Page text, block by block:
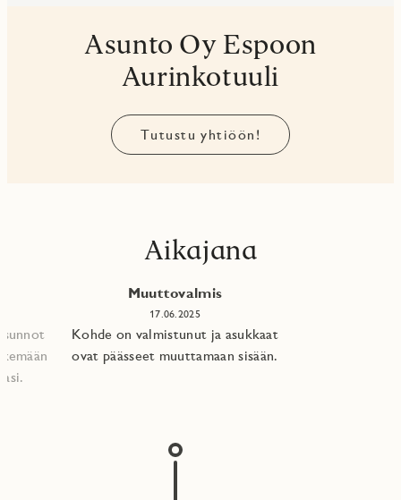
Asunto Oy Espoon
Aurinkotuuli
Tutustu yhtiöön!
Aikajana
Muuttovalmis
17.06.2025
Kohde on valmistunut ja asukkaat
ovat päässeet muuttamaan sisään.